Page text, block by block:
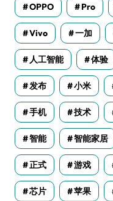
OPPO Pro
Vivo 一加
人工智能 体验
发布 小米
手机 技术
智能 智能家居
正式 游戏
芯片 苹果